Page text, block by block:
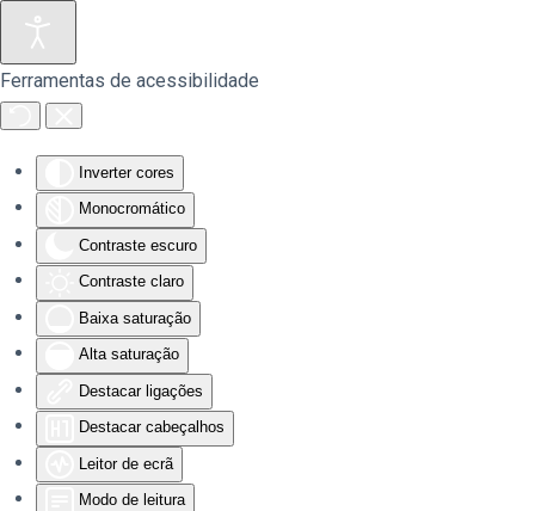
Ferramentas de acessibilidade
Inverter cores
Monocromático
Contraste escuro
Contraste claro
Baixa saturação
Alta saturação
Destacar ligações
Destacar cabeçalhos
Leitor de ecrã
Modo de leitura
Saltar para o conteúdo principal